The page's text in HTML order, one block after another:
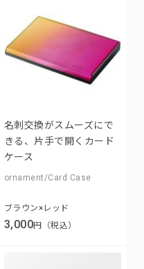
名刺交換がスムーズにで
きる、片手で開くカード
ケース
ornament/Card Case
ブラウン×レッド
3,000円（税込）